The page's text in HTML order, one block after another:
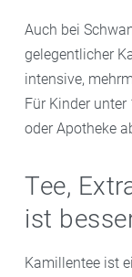
Auch bei
gelegentlicher
intensive,
Für Kinder
oder Apotheke
Tee,
ist
Kamillentee ist